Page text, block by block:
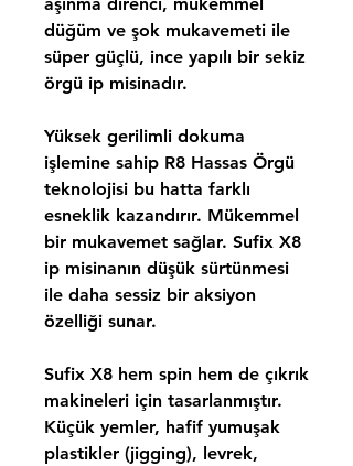
düğüm ve şok mukavemeti ile
süper güçlü, ince yapılı bir sekiz
örgü ip misinadır.
Yüksek gerilimli dokuma
işlemine sahip R8 Hassas Örgü
teknolojisi bu hatta farklı
esneklik kazandırır. Mükemmel
bir mukavemet sağlar. Sufix X8
ip misinanın düşük sürtünmesi
ile daha sessiz bir aksiyon
özelliği sunar.
Sufix X8 hem spin hem de çıkrık
makineleri için tasarlanmıştır.
Küçük yemler, hafif yumuşak
plastikler (jigging), levrek,